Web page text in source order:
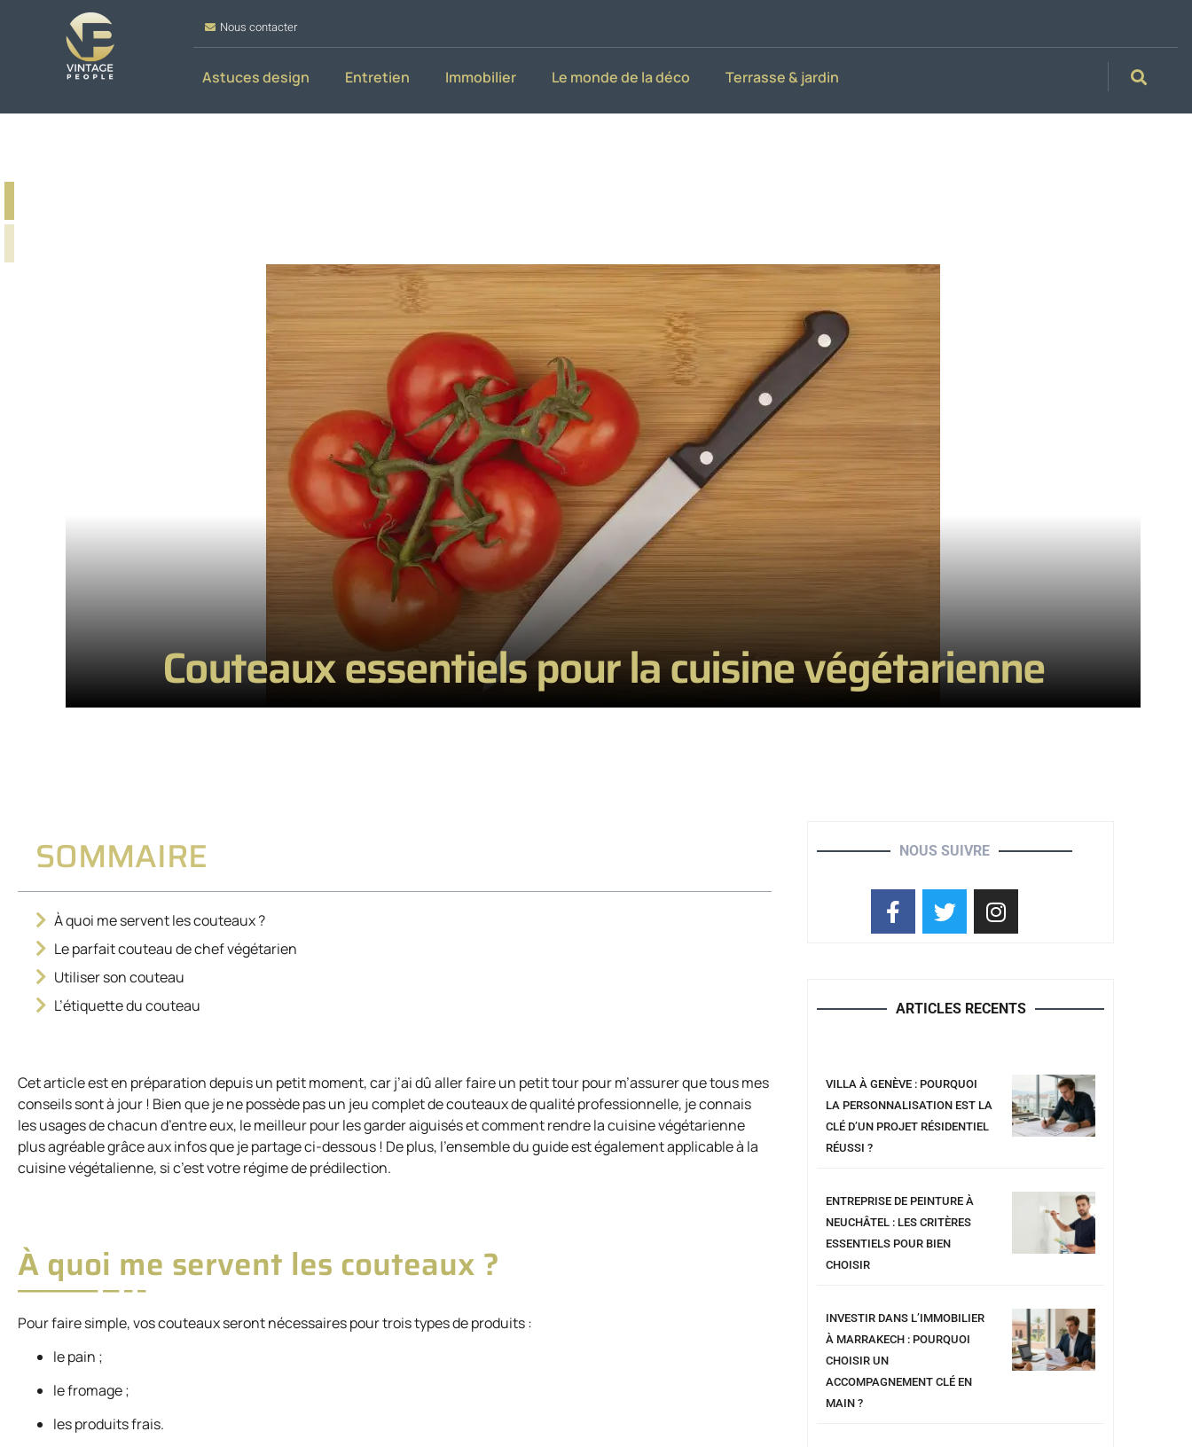
Nous contacter
Astuces design Entretien Immobilier Le monde de la déco Terrasse & jardin
Couteaux essentiels pour la cuisine végétarienne
SOMMAIRE
À quoi me servent les couteaux ?
Le parfait couteau de chef végétarien
Utiliser son couteau
L’étiquette du couteau
Cet article est en préparation depuis un petit moment, car j’ai dû aller faire un petit tour pour m’assurer que tous mes
conseils sont à jour ! Bien que je ne possède pas un jeu complet de couteaux de qualité professionnelle, je connais
les usages de chacun d’entre eux, le meilleur pour les garder aiguisés et comment rendre la cuisine végétarienne
plus agréable grâce aux infos que je partage ci-dessous ! De plus, l’ensemble du guide est également applicable à la
cuisine végétalienne, si c’est votre régime de prédilection.
À quoi me servent les couteaux ?
Pour faire simple, vos couteaux seront nécessaires pour trois types de produits :
le pain ;
le fromage ;
les produits frais.
NOUS SUIVRE
ARTICLES RECENTS
VILLA À GENÈVE : POURQUOI
LA PERSONNALISATION EST LA
CLÉ D’UN PROJET RÉSIDENTIEL
RÉUSSI ?
ENTREPRISE DE PEINTURE À
NEUCHÂTEL : LES CRITÈRES
ESSENTIELS POUR BIEN
CHOISIR
INVESTIR DANS L’IMMOBILIER
À MARRAKECH : POURQUOI
CHOISIR UN
ACCOMPAGNEMENT CLÉ EN
MAIN ?